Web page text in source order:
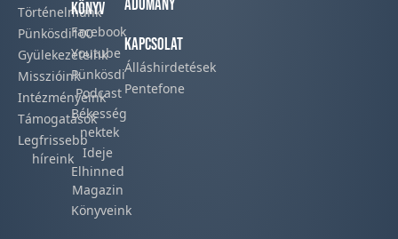
Történelmünk​
Pünkösdi100
Gyülekezeteink​
Misszióink​
Intézményeink
Támogatások
Legfrissebb
híreink​
Könyv
Facebook​
Youtube
Pünkösdi
Podcast​
Békesség
nektek
Ideje
Elhinned
Magazin
Könyveink
Adomány
Kapcsolat
Álláshirdetések
Pentefone